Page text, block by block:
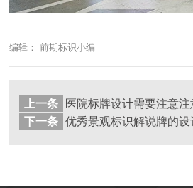
编辑： 前期标识小编
上一条
下一条